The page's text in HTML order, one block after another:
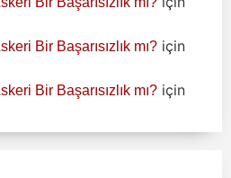
Bir Başarısızlık mı? için
Bir Başarısızlık mı? için